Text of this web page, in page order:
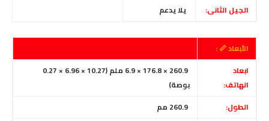
الجيل الثانى: يلا يدعم
الأبعاد 📏 :
ابعاد
الهاتف:
260.9 × 176.8 × 6.9 ملم (10.27 × 6.96 × 0.27
بوصة)
الطول:
260.9 مم